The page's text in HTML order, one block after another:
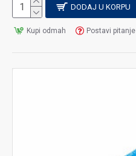
DODAJ U KORPU
Kupi odmah Postavi pitanje